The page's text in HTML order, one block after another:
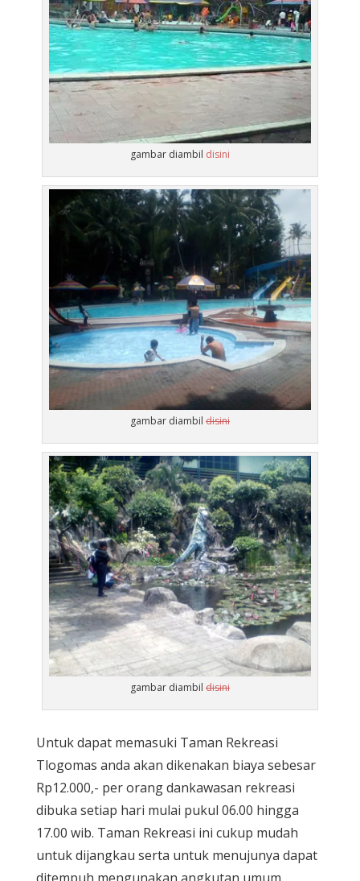
gambar diambil disini
gambar diambil disini
gambar diambil disini
Untuk dapat memasuki Taman Rekreasi
Tlogomas anda akan dikenakan biaya sebesar
Rp12.000,- per orang dankawasan rekreasi
dibuka setiap hari mulai pukul 06.00 hingga
17.00 wib. Taman Rekreasi ini cukup mudah
untuk dijangkau serta untuk menujunya dapat